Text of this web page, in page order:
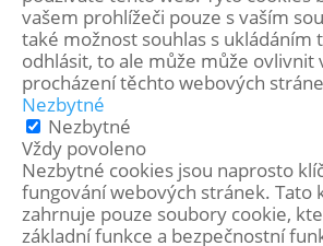
vašem prohlížeči pouze s vaším
také možnost souhlas s ukládáním
odhlásit, to ale může může ovlivnit
procházení těchto webových
Nezbytné
Nezbytné
Vždy povoleno
Nezbytné cookies jsou naprosto
fungování webových stránek. Tato
zahrnuje pouze soubory cookie,
základní funkce a bezpečnostní